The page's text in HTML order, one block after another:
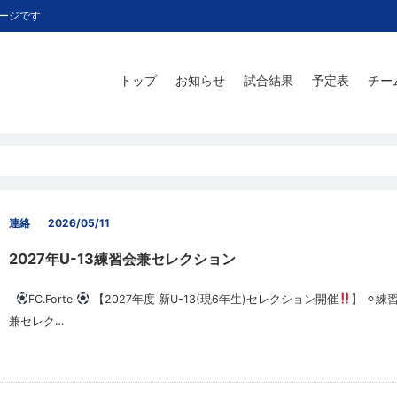
ジです
トップ お知らせ 試合結果 予定表 チー
連絡 2026/05/11
2027年U-13練習会兼セレクション
FC.Forte 【2027年度 新U-13(現6年生)セレクション開催
】 ⚪︎練
兼セレク…